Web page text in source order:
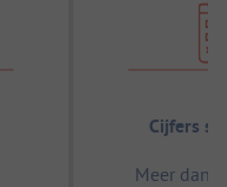
Cijfers
Meer dan